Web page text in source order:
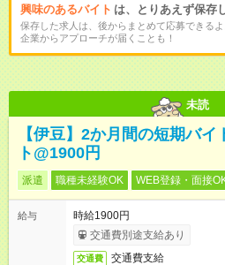
興味のあるバイト は、とりあえず保存
保存した求人は、後からまとめて応募できるよ
企業からアプローチが届くことも！
未読
【伊豆】2か月間の短期バ
ト@1900円
派遣 職種未経験OK WEB登録・面接
給与
時給1900円
交通費別途支給あり
交通費 交通費支給